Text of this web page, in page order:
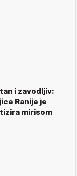
i zavodljiv:
Ranije je
mirisom